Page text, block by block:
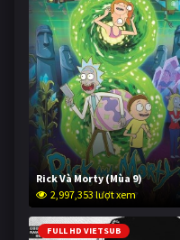
Rick Và Morty (Mùa 9)
2,997,353 lượt xem
FULL HD VIETSUB